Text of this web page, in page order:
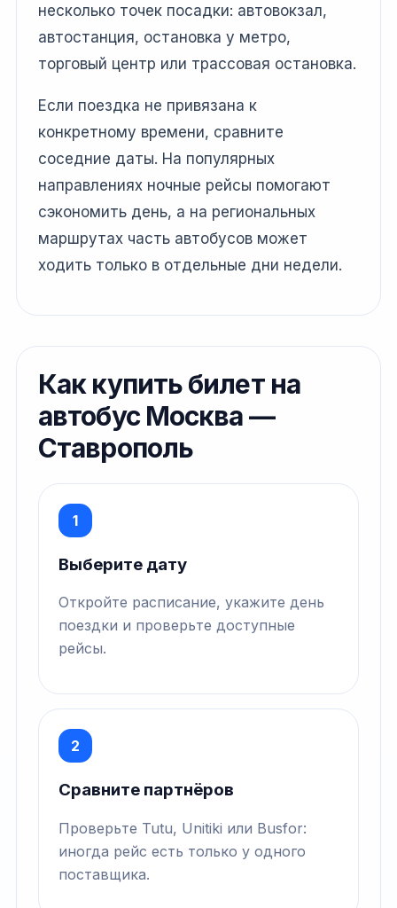
несколько точек посадки: автовокзал,
автостанция, остановка у метро,
торговый центр или трассовая остановка.
Если поездка не привязана к
конкретному времени, сравните
соседние даты. На популярных
направлениях ночные рейсы помогают
сэкономить день, а на региональных
маршрутах часть автобусов может
ходить только в отдельные дни недели.
Как купить билет на
автобус Москва —
Ставрополь
1
Выберите дату
Откройте расписание, укажите день
поездки и проверьте доступные
рейсы.
2
Сравните партнёров
Проверьте Tutu, Unitiki или Busfor:
иногда рейс есть только у одного
поставщика.